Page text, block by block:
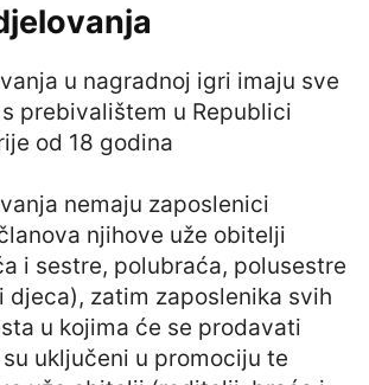
u nagradnoj igri imaju sve
prebivalištem u Republici
od 18 godina
nemaju zaposlenici
njihove uže obitelji
i sestre, polubraća, polusestre
djeca), zatim zaposlenika svih
u kojima će se prodavati
uključeni u promociju te